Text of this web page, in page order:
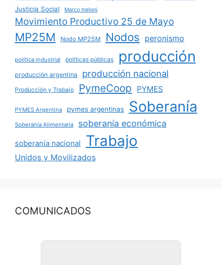
Justicia Social Marco meloni
Movimiento Productivo 25 de Mayo
MP25M Nodo MP25M Nodos peronismo
política industrial políticas públicas producción
producción argentina producción nacional
Producción y Trabajo PymeCoop PYMES
PYMES Argentina pymes argentinas Soberanía
Soberanía Alimentaria soberanía económica
soberanía nacional Trabajo
Unidos y Movilizados
COMUNICADOS